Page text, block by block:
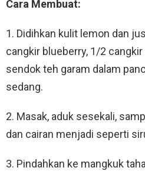
Cara Membuat:
1. Didihkan kulit lemon dan
cangkir blueberry, 1/2
sendok teh garam dalam
sedang.
2. Masak, aduk sesekali,
dan cairan menjadi seperti
3. Pindahkan ke mangkuk